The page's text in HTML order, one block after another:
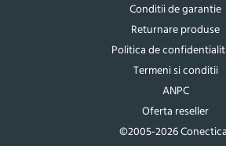
Conditii de garantie
Returnare produse
Politica de
Termeni si conditii
ANPC
Oferta reseller
©2005-2026